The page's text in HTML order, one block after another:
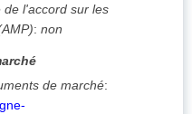
l'accord sur les
: non
de marché: